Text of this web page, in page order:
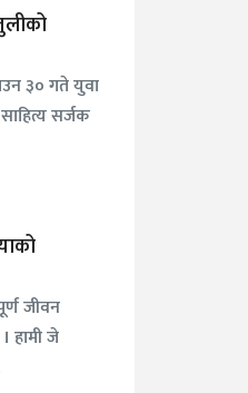
३० गते युवा
सर्जक
जीवन
हामी जे